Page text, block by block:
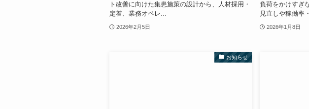
ト改善に向けた集患施策の設計から、人材採用・
定着、業務オペレ...
2026年2月5日
負荷をかけすぎ
見直しや稼働率
2026年1月8日
お知らせ